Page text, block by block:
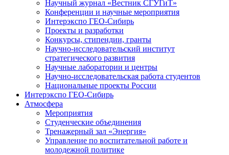
Научный журнал «Вестник СГУГиТ»
Конференции и научные мероприятия
Интерэкспо ГЕО-Сибирь
Проекты и разработки
Конкурсы, стипендии, гранты
Научно-исследовательский институт
стратегического развития
Научные лаборатории и центры
Научно-исследовательская работа студентов
Национальные проекты России
Интерэкспо ГЕО-Сибирь
Атмосфера
Мероприятия
Студенческие объединения
Тренажерный зал «Энергия»
Управление по воспитательной работе и
молодежной политике